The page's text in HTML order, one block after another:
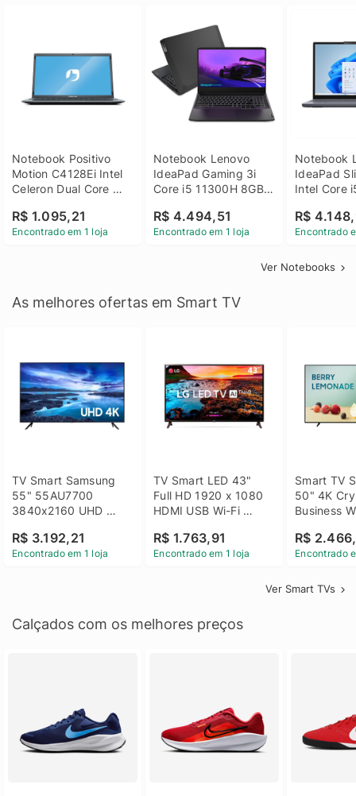
Notebook Positivo
Motion C4128Ei Intel
Celeron Dual Core
Linux 14 - 3002181
R$ 1.095,21
Encontrado em 1 loja
Notebook Lenovo
IdeaPad Gaming 3i
Core i5 11300H 8GB
GTX 1650 4GB 15.6
FHD Linux - Preto
R$ 4.494,51
Encontrado em 1 loja
Notebook
IdeaPad
Intel Core
SSD Win
R$
Encontrado
Ver Notebooks
As melhores ofertas em Smart TV
TV Smart Samsung
55" 55AU7700
3840x2160 UHD
Bluetooth
R$ 3.192,21
Encontrado em 1 loja
TV Smart LED 43"
Full HD 1920 x 1080
HDMI USB Wi-Fi
43LM631C0SB LG
R$ 1.763,91
Encontrado em 1 loja
Smart TV
50" 4K
Business
R$
Encontrado
Ver Smart TVs
Calçados com os melhores preços